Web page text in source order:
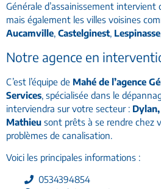
Générale d’assainissement intervient
mais également les villes voisines
Aucamville, Castelginest, Lespinasse
Notre agence en
C’est l’équipe de Mahé de l’agence
Services , spécialisée dans le
interviendra sur votre secteur :
Mathieu sont prêts à se rendre chez
problèmes de canalisation.
Voici les principales informations :
0534394854